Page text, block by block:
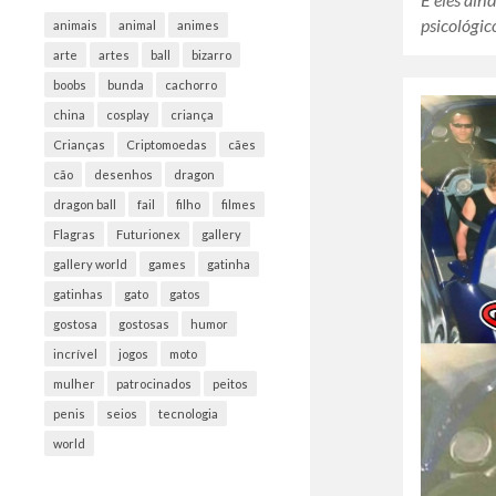
animais animal animes
arte artes ball bizarro
boobs bunda cachorro
china cosplay criança
Crianças Criptomoedas cães
cão desenhos dragon
dragon ball fail filho filmes
Flagras Futurionex gallery
gallery world games gatinha
gatinhas gato gatos
gostosa gostosas humor
incrível jogos moto
mulher patrocinados peitos
penis seios tecnologia
world